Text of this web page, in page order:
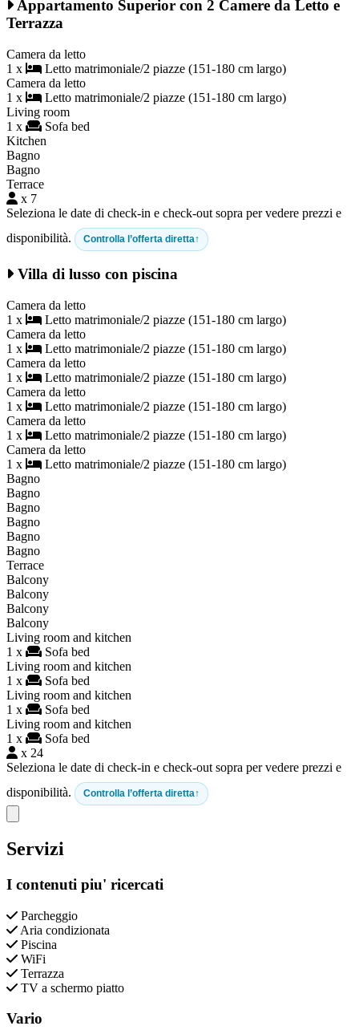
Appartamento Superior con 2 Camere da Letto e
Terrazza
Camera da letto
1 x
Letto matrimoniale/2 piazze (151-180 cm largo)
Camera da letto
1 x
Letto matrimoniale/2 piazze (151-180 cm largo)
Living room
1 x
Sofa bed
Kitchen
Bagno
Bagno
Terrace
x 7
Seleziona le date di check-in e check-out sopra per vedere prezzi e
disponibilità.
Controlla l’offerta diretta
Villa di lusso con piscina
Camera da letto
1 x
Letto matrimoniale/2 piazze (151-180 cm largo)
Camera da letto
1 x
Letto matrimoniale/2 piazze (151-180 cm largo)
Camera da letto
1 x
Letto matrimoniale/2 piazze (151-180 cm largo)
Camera da letto
1 x
Letto matrimoniale/2 piazze (151-180 cm largo)
Camera da letto
1 x
Letto matrimoniale/2 piazze (151-180 cm largo)
Camera da letto
1 x
Letto matrimoniale/2 piazze (151-180 cm largo)
Bagno
Bagno
Bagno
Bagno
Bagno
Bagno
Terrace
Balcony
Balcony
Balcony
Balcony
Living room and kitchen
1 x
Sofa bed
Living room and kitchen
1 x
Sofa bed
Living room and kitchen
1 x
Sofa bed
Living room and kitchen
1 x
Sofa bed
x 24
Seleziona le date di check-in e check-out sopra per vedere prezzi e
disponibilità.
Controlla l’offerta diretta
Close modal
Servizi
I contenuti piu' ricercati
Parcheggio
Aria condizionata
Piscina
WiFi
Terrazza
TV a schermo piatto
Vario